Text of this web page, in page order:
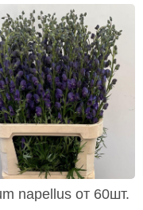
napellus от 60шт.